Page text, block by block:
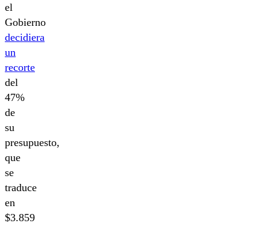
el
Gobierno
decidiera
un
recorte
del
47%
de
su
presupuesto,
que
se
traduce
en
$3.859